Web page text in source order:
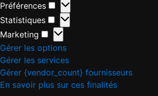
Préférences
Statistiques
Marketing
Gérer les options
Gérer les services
Gérer {vendor_count} fournisseurs
En savoir plus sur ces finalités